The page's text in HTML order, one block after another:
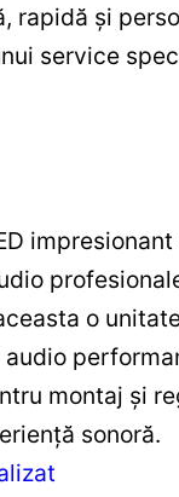
și
service
o
montaj și
sonoră.